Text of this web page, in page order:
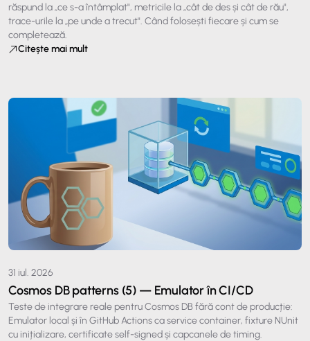
răspund la „ce s-a întâmplat", metricile la „cât de des și cât de rău",
trace-urile la „pe unde a trecut". Când folosești fiecare și cum se
completează.
Citește mai mult
31 iul. 2026
Cosmos DB patterns (5) — Emulator în CI/CD
Teste de integrare reale pentru Cosmos DB fără cont de producție:
Emulator local și în GitHub Actions ca service container, fixture NUnit
cu inițializare, certificate self-signed și capcanele de timing.